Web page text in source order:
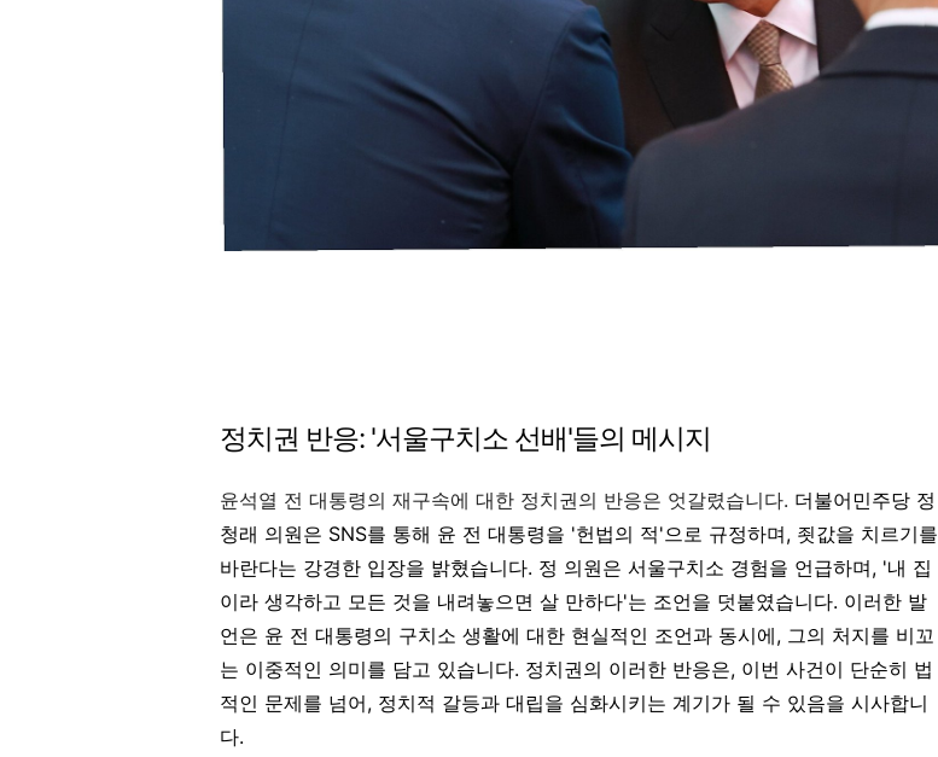
정치권 반응: '서울구치소 선배'들의 메시지
윤석열 전 대통령의 재구속에 대한 정치권의 반응은 엇갈렸습니다. 더불어민주당 정
청래 의원은 SNS를 통해 윤 전 대통령을 '헌법의 적'으로 규정하며, 죗값을 치르기를
바란다는 강경한 입장을 밝혔습니다. 정 의원은 서울구치소 경험을 언급하며, '내 집
이라 생각하고 모든 것을 내려놓으면 살 만하다'는 조언을 덧붙였습니다. 이러한 발
언은 윤 전 대통령의 구치소 생활에 대한 현실적인 조언과 동시에, 그의 처지를 비꼬
는 이중적인 의미를 담고 있습니다. 정치권의 이러한 반응은, 이번 사건이 단순히 법
적인 문제를 넘어, 정치적 갈등과 대립을 심화시키는 계기가 될 수 있음을 시사합니
다.